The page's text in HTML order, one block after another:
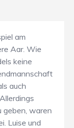
am
Aar. Wie
keine
auch
geben, waren
Luise und